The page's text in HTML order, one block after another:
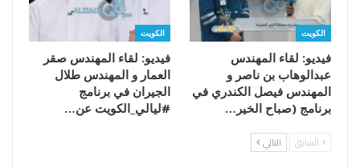
الكويت
فيديو: لقاء المهندس
عبدالوهاب بن ناصر و
المهندس فيصل الكندري في
برنامج (صباح الخير…
الكويت
فيديو: لقاء المهندس صقر
العمار و المهندس طلال
الجيران في برنامج
#ليالي_الكويت عن…
السابق التالي